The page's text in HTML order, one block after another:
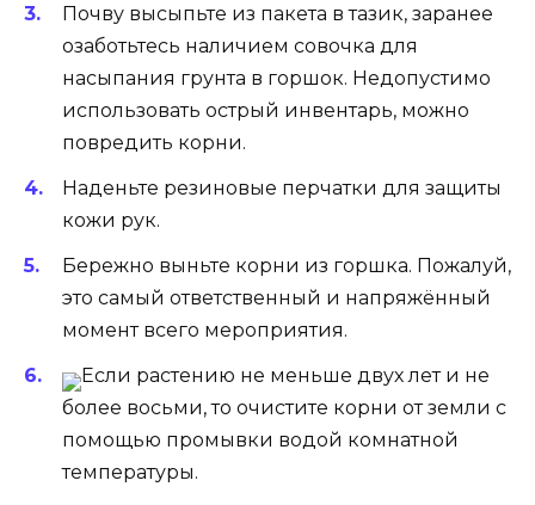
Почву высыпьте из пакета в тазик, заранее
озаботьтесь наличием совочка для
насыпания грунта в горшок. Недопустимо
использовать острый инвентарь, можно
повредить корни.
Наденьте резиновые перчатки для защиты
кожи рук.
Бережно выньте корни из горшка. Пожалуй,
это самый ответственный и напряжённый
момент всего мероприятия.
Если растению не меньше двух лет и не
более восьми, то очистите корни от земли с
помощью промывки водой комнатной
температуры.